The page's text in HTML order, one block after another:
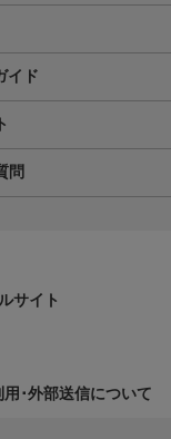
イド
問
サイト
･外部送信について